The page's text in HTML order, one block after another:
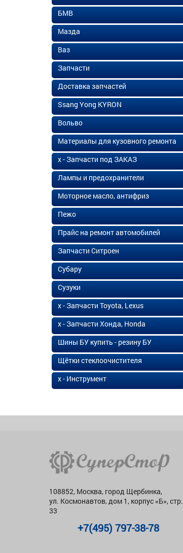
БМВ
Мазда
Ваз
Запчасти
Доставка запчастей
Ssang Yong KYRON
Вольво
Материалы для кузовного ремонта
х - Запчасти под ЗАКАЗ
Лампы и предохранители
Моторное масло, антифриз
Пежо
Прайс на ремонт автомобилей
Запчасти Ситроен
Субару
Сузуки
х - Запчасти Toyota, Lexus
х - Запчасти Хонда, Honda
Шины БУ купить - резину БУ
Щётки стеклоочистителя
х - Инструмент
108852, Москва, город Щербинка,
ул. Космонавтов, дом 1, корпус «Б», стр.
33
+7(495) 797-38-78